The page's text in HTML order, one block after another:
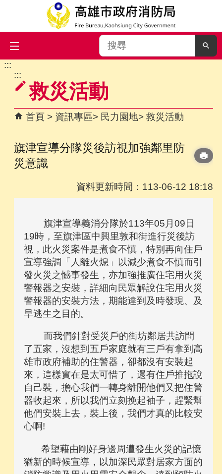
跳到主要內容區塊
搜
尋
:::
:::
救災活動
首頁 資訊專區 民力園地 救災活動
旗津宣導分隊災後訪視加強鄰里防
災意識
資料更新時間：113-06-12 18:18
旗津宣導義消分隊於113年05月09日
19時，至旗津區中興里敦和街進行災後訪
視，此火災案件是煮食不慎，特別再向住戶
宣導強調「人離火熄」以減少煮食不慎而引
發火災之憾事發生，亦加強推廣住宅用火災
警報器之安裝，詳細向民眾解說住宅用火災
警報器的安裝方法，期能達到及時發現、及
早逃生之目的。
而我們針對受災戶的街坊鄰居共訪問
了五家，沒想到五戶家庭就有三戶有拿到高
雄市政府補助的住警器，卻都沒有安裝起
來，這樣實在是太可惜了，還有住戶推拖說
自己裝，擔心我們一轉身離開他們又把住警
器收起來，所以我們立刻挽起袖子，趕緊幫
他們安裝上去，裝上後，我們才真的比較安
心啊!
希望藉由剛好身邊周遭發生火災的記憶
猶新的時候宣導，以加深民眾對居家方面的